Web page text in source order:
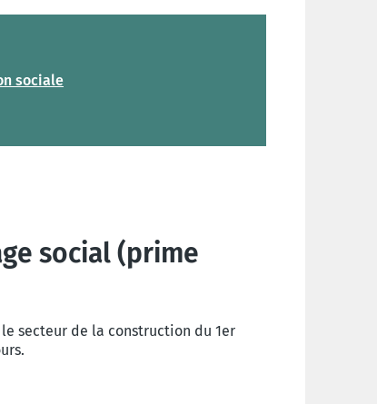
sociale
social (prime
secteur de la construction du 1er